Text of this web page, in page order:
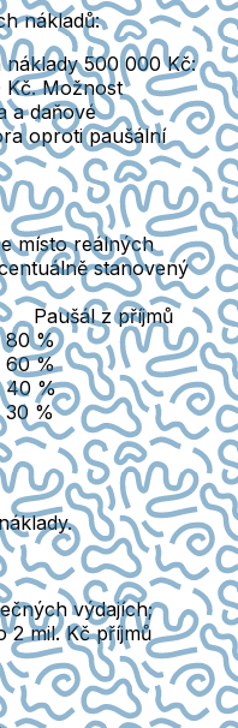
nákladů:
500 000 Kč:
Kč.Možnost
a daňové
oproti paušální
místo reálných
stanovený
Paušál z příjmů
80 %
60 %
40 %
30 %
výdajích;
2 mil. Kč příjmů